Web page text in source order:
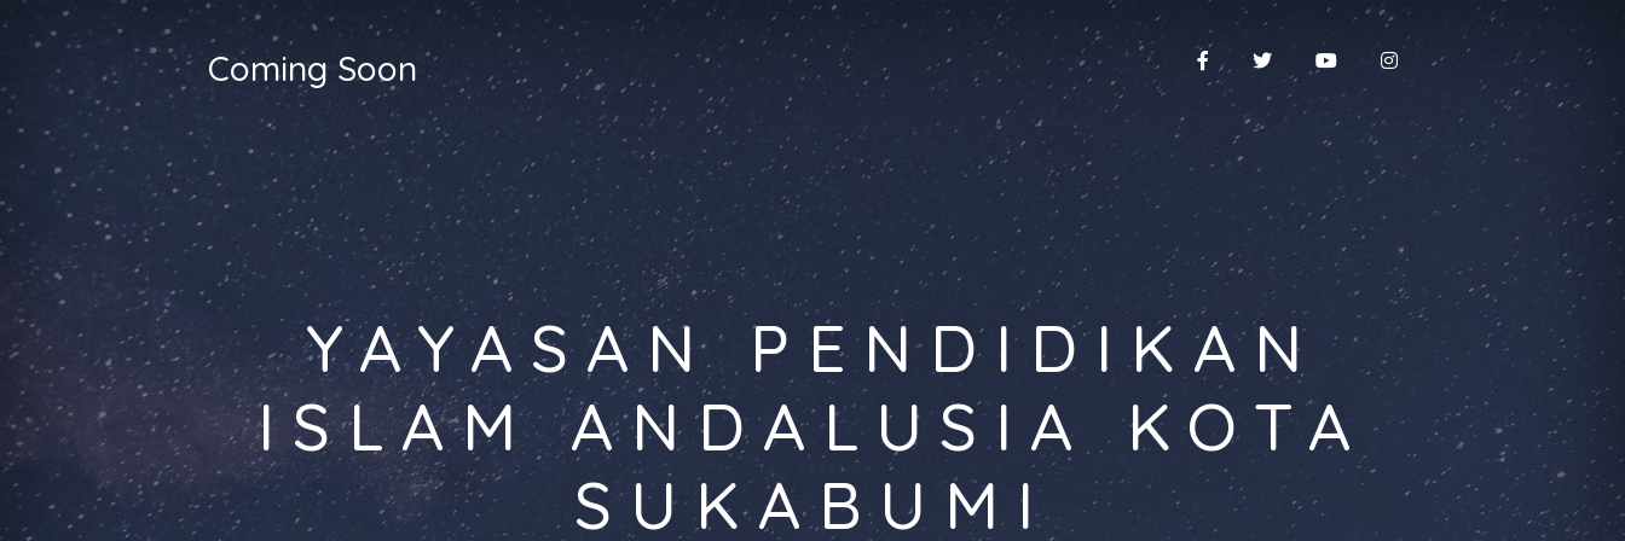
Coming Soon
YAYASAN PENDIDIKAN
ISLAM ANDALUSIA KOTA
SUKABUMI